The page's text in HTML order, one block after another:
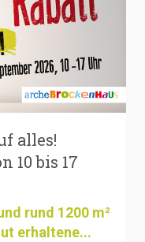
alles!
10 bis 17
rund 1200 m²
erhaltene...